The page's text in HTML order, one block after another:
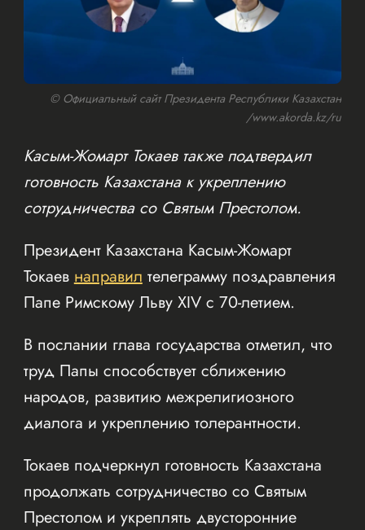
© Официальный сайт Президента Республики Казахстан
/www.akorda.kz/ru
Касым-Жомарт Токаев также подтвердил
готовность Казахстана к укреплению
сотрудничества со Святым Престолом.
Президент Казахстана Касым-Жомарт
Токаевнаправилтелеграмму поздравления
Папе Римскому Льву XIV с 70-летием.
В послании глава государства отметил, что
труд Папы способствует сближению
народов, развитию межрелигиозного
диалога и укреплению толерантности.
Токаев подчеркнул готовность Казахстана
продолжать сотрудничество со Святым
Престолом и укреплять двусторонние